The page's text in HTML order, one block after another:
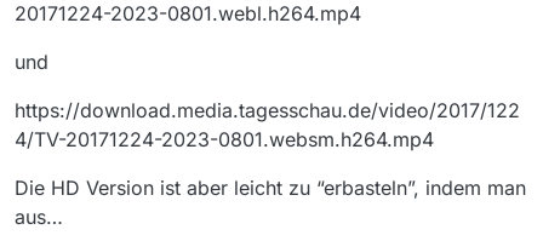
20171224-2023-0801.webl.h264.mp4
und
https://download.media.tagesschau.de/video/2017/122
4/TV-20171224-2023-0801.websm.h264.mp4
Die HD Version ist aber leicht zu “erbasteln”, indem man
aus…